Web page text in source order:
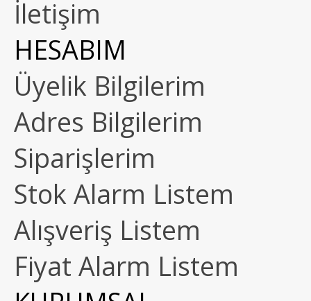
İletişim
HESABIM
Üyelik Bilgilerim
Adres Bilgilerim
Siparişlerim
Stok Alarm Listem
Alışveriş Listem
Fiyat Alarm Listem